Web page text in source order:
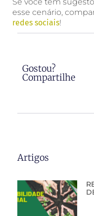
Se você tem
esse cenário,
redes sociais!
Gostou?
Compartilhe
Artigos